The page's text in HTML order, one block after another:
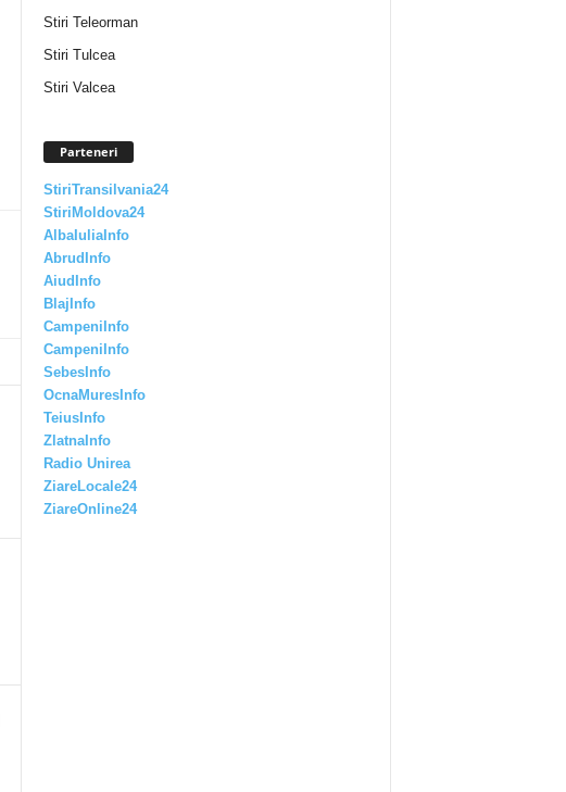
Stiri Teleorman
Stiri Tulcea
Stiri Valcea
Parteneri
StiriTransilvania24
StiriMoldova24
AlbaIuliaInfo
AbrudInfo
AiudInfo
BlajInfo
CampeniInfo
CampeniInfo
SebesInfo
OcnaMuresInfo
TeiusInfo
ZlatnaInfo
Radio Unirea
ZiareLocale24
ZiareOnline24